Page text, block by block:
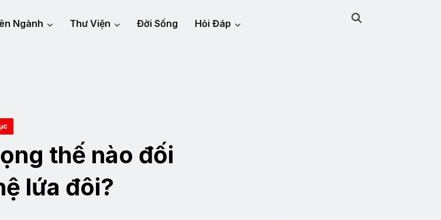
Ngành Thư Viện Đời Sống Hỏi Đáp
thế nào đối
lứa đôi?